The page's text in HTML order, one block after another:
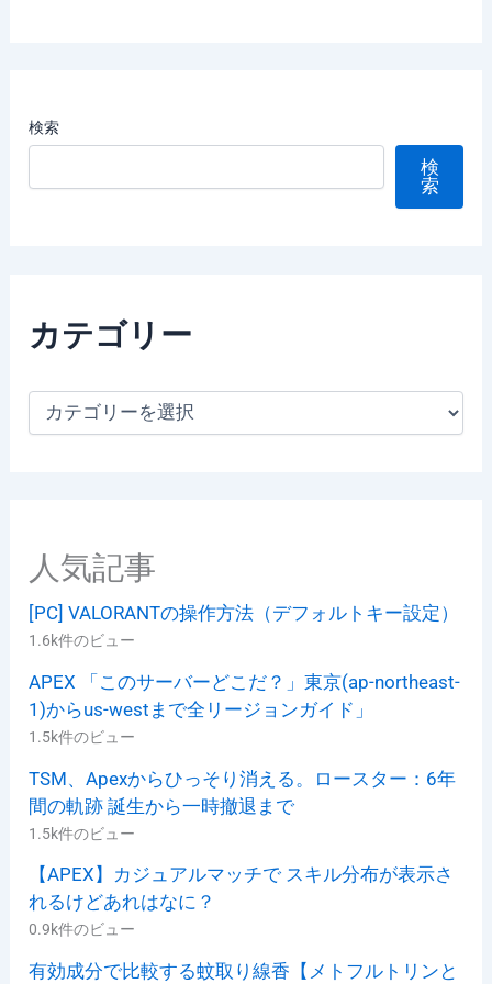
検索
検
索
カテゴリー
カ
人気記事
[PC] VALORANTの操作方法（デフォルトキー設定）
1.6k件のビュー
APEX 「このサーバーどこだ？」東京(ap-northeast-
1)からus-westまで全リージョンガイド」
1.5k件のビュー
TSM、Apexからひっそり消える。ロースター：6年
間の軌跡 誕生から一時撤退まで
1.5k件のビュー
【APEX】カジュアルマッチで スキル分布が表示さ
れるけどあれはなに？
0.9k件のビュー
有効成分で比較する蚊取り線香【メトフルトリンと